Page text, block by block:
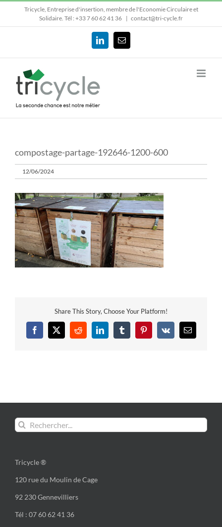
contenu
Tricycle, Entreprise d'insertion, membre de l'Economie Circulaire et
Solidaire. Tél : +33 7 60 62 41 36 | contact@tri-cycle.fr
LinkedInEmail
compostage-partage-192646-1200-600
12/06/2024
Share This Story, Choose Your Platform!
Facebook
X RedditLinkedInTumblrPinterest
Vk Email
Rechercher:
Tricycle ®
120 rue du Moulin de Cage
92 230 Gennevilliers
Tél : 07 60 62 41 36